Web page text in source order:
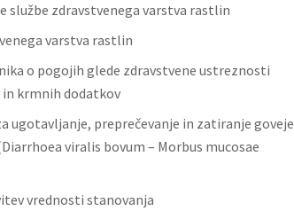
službe zdravstvenega varstva rastlin
varstva rastlin
o pogojih glede zdravstvene ustreznosti
krmnih dodatkov
ugotavljanje, preprečevanje in zatiranje goveje
viralis bovum – Morbus mucosae
vrednosti stanovanja